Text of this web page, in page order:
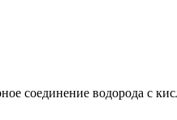
соединение водорода с